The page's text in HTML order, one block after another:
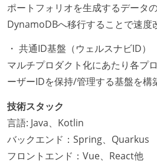
ポートフォリオを生成するデータ
DynamoDBへ移行することで速度
・ 共通ID基盤（ウェルスナビID）
マルチプロダクト化にあたり各プ
ーザーIDを保持/管理する基盤を構
技術スタック
言語: Java、Kotlin
バックエンド：Spring、Quarkus
フロントエンド：Vue、React他